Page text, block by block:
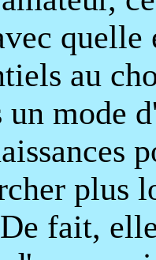
quelle
au
un mode
plus
fait,